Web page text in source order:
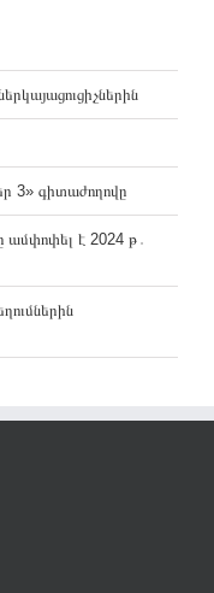
3» գիտաժողովը
ամփոփել է 2024 թ․